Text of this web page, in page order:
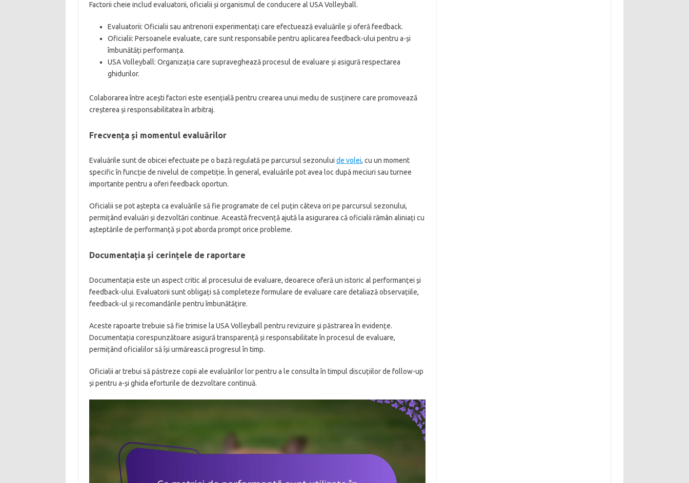
Factorii cheie includ evaluatorii, oficialii și organismul de conducere al USA Volleyball.
Evaluatorii: Oficialii sau antrenorii experimentați care efectuează evaluările și oferă feedback.
Oficialii: Persoanele evaluate, care sunt responsabile pentru aplicarea feedback-ului pentru a-și
îmbunătăți performanța.
USA Volleyball: Organizația care supraveghează procesul de evaluare și asigură respectarea
ghidurilor.
Colaborarea între acești factori este esențială pentru crearea unui mediu de susținere care promovează
creșterea și responsabilitatea în arbitraj.
Frecvența și momentul evaluărilor
Evaluările sunt de obicei efectuate pe o bază regulată pe parcursul sezonului de volei, cu un moment
specific în funcție de nivelul de competiție. În general, evaluările pot avea loc după meciuri sau turnee
importante pentru a oferi feedback oportun.
Oficialii se pot aștepta ca evaluările să fie programate de cel puțin câteva ori pe parcursul sezonului,
permițând evaluări și dezvoltări continue. Această frecvență ajută la asigurarea că oficialii rămân aliniați cu
așteptările de performanță și pot aborda prompt orice probleme.
Documentația și cerințele de raportare
Documentația este un aspect critic al procesului de evaluare, deoarece oferă un istoric al performanței și
feedback-ului. Evaluatorii sunt obligați să completeze formulare de evaluare care detaliază observațiile,
feedback-ul și recomandările pentru îmbunătățire.
Aceste rapoarte trebuie să fie trimise la USA Volleyball pentru revizuire și păstrarea în evidențe.
Documentația corespunzătoare asigură transparență și responsabilitate în procesul de evaluare,
permițând oficialilor să își urmărească progresul în timp.
Oficialii ar trebui să păstreze copii ale evaluărilor lor pentru a le consulta în timpul discuțiilor de follow-up
și pentru a-și ghida eforturile de dezvoltare continuă.